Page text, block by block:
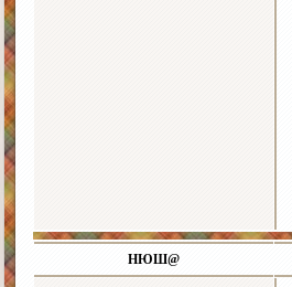
НЮШ@